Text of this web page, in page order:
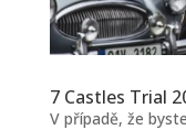
7 Castles Trial
V případě, že